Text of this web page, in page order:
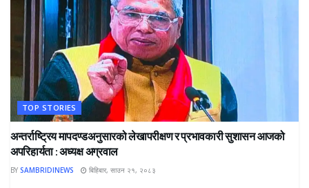
TOP STORIES
अन्तर्राष्ट्रिय मापदण्डअनुसारको लेखापरीक्षण र प्रभावकारी सुशासन आजको
अपरिहार्यता : अध्यक्ष अग्रवाल
BY SAMBRIDINEWS बिहिबार, साउन २१, २०८३